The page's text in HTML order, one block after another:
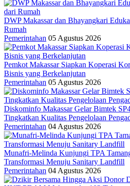
DWP Makassar dan Bhayangkari
Rumah
Pemerintahan 05 Agustus 2026
Pemkot Makassar Siapkan Koperasi
Bisnis yang Berkelanjutan
Pemerintahan 05 Agustus 2026
Diskominfo Makassar Gelar Bimtek
Tingkatkan Kualitas Pengelolaan
Pemerintahan 04 Agustus 2026
Munafri-Melinda Kunjungi TPA
Transformasi Menuju Sanitary Landfill
Pemerintahan 04 Agustus 2026